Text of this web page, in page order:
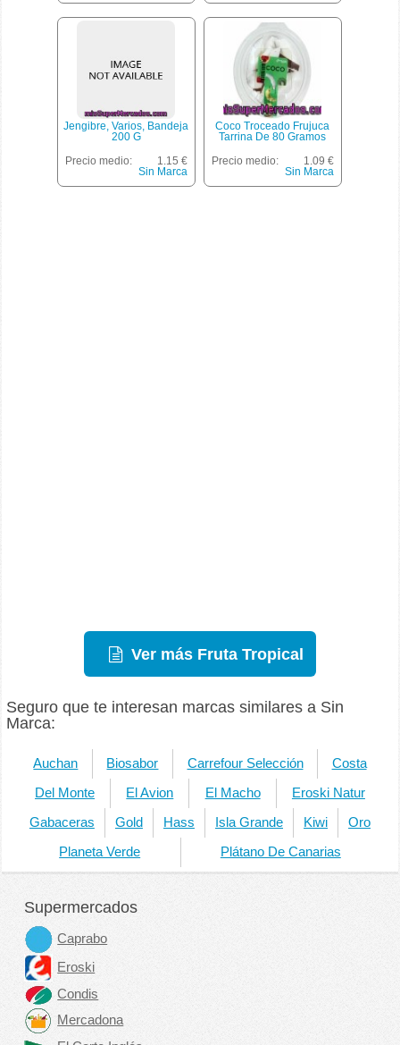
Jengibre, Varios, Bandeja
200 G
Precio medio:
1.15 €
Sin Marca
Coco Troceado Frujuca
Tarrina De 80 Gramos
Precio medio:
1.09 €
Sin Marca
Ver más Fruta Tropical
Seguro que te interesan marcas similares a Sin
Marca:
Auchan Biosabor Carrefour Selección Costa
Del Monte El Avion El Macho Eroski Natur
Gabaceras Gold Hass Isla Grande Kiwi Oro
Planeta Verde Plátano De Canarias
Supermercados
Caprabo
Eroski
Condis
Mercadona